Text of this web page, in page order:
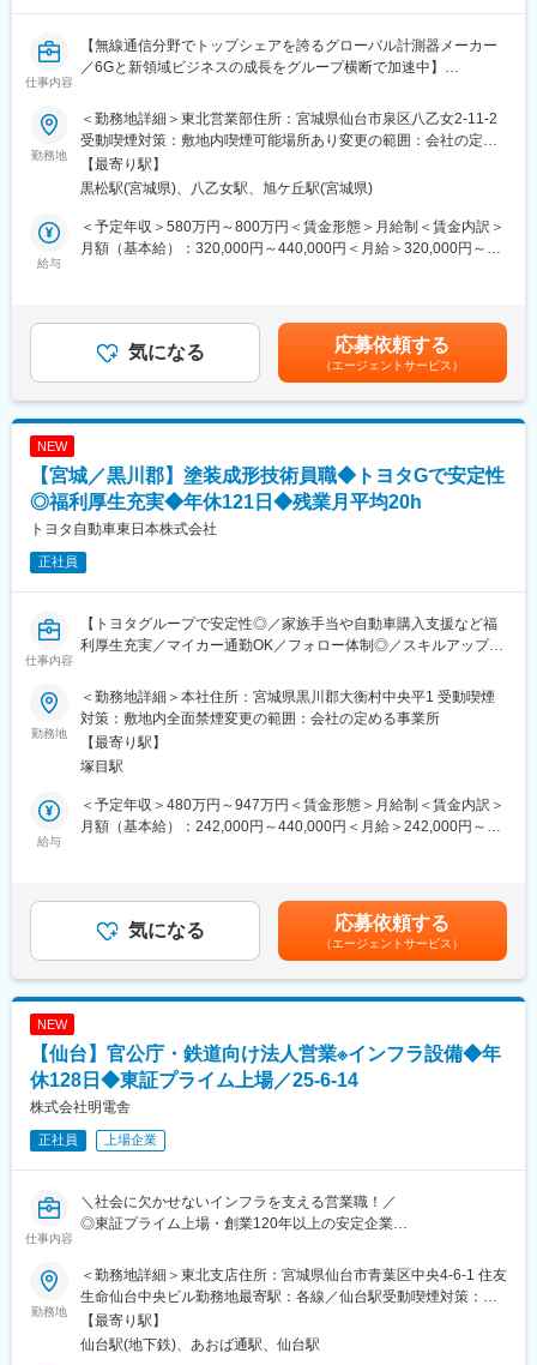
・安定性
同社は自動機械装置そのものと、自動化と省力化を実現する機器
い安定した経営を実現しています。
・企業風土
平均勤続年数は全国平均を上回り、安定した環境で、やりがいを
感じながら仕事に打ち込める会社です。グローバル企業であり、
仕事内容
【無線通信分野でトップシェアを誇るグローバル計測器メーカー
／6Gと新領域ビジネスの成長をグループ横断で加速中】
■業務内容：
食品や製薬工場の生産ラインで使用される品質保証機器(質量検査
や、混入異物を検査する金属検出機・X線検査機)の提案営業を担
当頂きます。
※担当エリアは、宮城県、山形県、福島県の顧客を想定
【具体的には】
・見積書および資料作成
む提案型営業を担います。職場はベテラン・中堅・若手と、相談
し易いバランスの良い年齢構成です。事務所内にデモ機、部品を
所有しており、テストや製品理解を深める環境も整っています。
■就業環境：
・完全週休二日制(土日祝)、年休126日
・フレックスタイム制
・平均勤続年数19.8年
・新卒採用者の3年後離職率3%
・在宅勤務(月４日※育児介護等の該当者は、月４日を超えた取得
・財形貯蓄制度、社員持株会、企業年金制度、退職金制度、社宅
等
「はかる」技術を基盤とし、世界中の通信事業者や電子・電気機
器メーカー、食品メーカー等に対して、通信や食品、医薬品等の
安心安全を支え、日々の生活の「当たり前」を当社製品が支えて
サポート体制を築いているのが強みです。国内外に事業展開しな
ビス・アプリケーションの開発、品質保証に欠かせない計測器や
食品・医薬品用異物検出機や重量選別機、遠隔監視制御システ
ム、帯域制御装置などを提供。幅広い分野で、安全・安心で快適
な社会づくりを支えています。
変更の範囲：会社の定める業務
勤務地
＜勤務地詳細＞東北営業部住所：宮城県仙台市泉区八乙女2-11-2
受動喫煙対策：敷地内喫煙可能場所あり変更の範囲：会社の定め
る事業所（リモートワーク含む）
【最寄り駅】
黒松駅(宮城県)、八乙女駅、旭ケ丘駅(宮城県)
給与
＜予定年収＞580万円～800万円＜賃金形態＞月給制＜賃金内訳＞
月額（基本給）：320,000円～440,000円＜月給＞320,000円～
も目安の金額であり、選考を通じて上下する可能性があります。
月給(月額)は固定手当を含めた表記です。
気になる 応募依頼する
（エージェントサービス）
NEW
【宮城／黒川郡】塗装成形技術員職◆トヨタGで安定性
◎福利厚生充実◆年休121日◆残業月平均20h
トヨタ自動車東日本株式会社
正社員
仕事内容
【トヨタグループで安定性◎／家族手当や自動車購入支援など福
利厚生充実／マイカー通勤OK／フォロー体制◎／スキルアップで
■業務内容：
車両生産工場である宮城大衡工場で生産ラインの技術支援を担当
頂きます。
・ＡＩ、Ｄｘを使用した生産ラインの品質保証の仕組み構築
・塗装工場のカーボンニュートラル対応として省エネ設備の工程
計画、設備検討と調達
設備調達/試運転を行います
◎ヤリス
◎ヤリスクロス
◎カローラアクシオ
◎JPN TAXI など
クルマづくりの技術は日進月歩です。
当社では入社後研修や階層別研修、自己啓発支援など、
スキルアップをサポートしています。
＜チーム・組織構成＞
企画～開発～生産まで一貫した体制を強みに、もっといいクルマ
勤務地
＜勤務地詳細＞本社住所：宮城県黒川郡大衡村中央平1 受動喫煙
対策：敷地内全面禁煙変更の範囲：会社の定める事業所
【最寄り駅】
塚目駅
給与
＜予定年収＞480万円～947万円＜賃金形態＞月給制＜賃金内訳＞
月額（基本給）：242,000円～440,000円＜月給＞242,000円～
月）■昇給：年1回（4月）賃金はあくまでも目安の金額であり、
選考を通じて上下する可能性があります。月給(月額)は固定手当を
含めた表記です。
気になる 応募依頼する
（エージェントサービス）
NEW
【仙台】官公庁・鉄道向け法人営業※インフラ設備◆年
休128日◆東証プライム上場／25-6-14
株式会社明電舎
正社員 上場企業
仕事内容
＼社会に欠かせないインフラを支える営業職！／
◎東証プライム上場・創業120年以上の安定企業
◎鉄道・発電所・浄水場・再生可能エネルギーなど幅広い案件
◎年休128日・初年度有給最大23日付与
東北エリアの社会インフラを支える法人営業として
官公庁・電力会社・サブコンに対し、発電設備・受変電設備・水
勤務地
＜勤務地詳細＞東北支店住所：宮城県仙台市青葉区中央4-6-1 住友
生命仙台中央ビル勤務地最寄駅：各線／仙台駅受動喫煙対策：屋
内全面禁煙変更の範囲：会社の定める事業所
【最寄り駅】
仙台駅(地下鉄)、あおば通駅、仙台駅